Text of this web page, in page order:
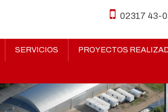
02317 43-
SERVICIOS PROYECTOS